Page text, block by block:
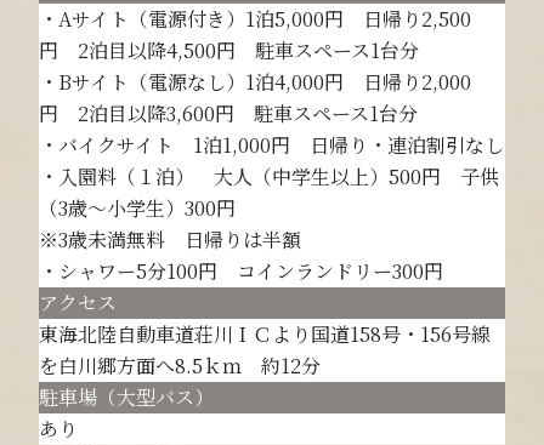
・Aサイト（電源付き）1泊5,000円 日帰り2,500
円 2泊目以降4,500円 駐車スペース1台分
・Bサイト（電源なし）1泊4,000円 日帰り2,000
円 2泊目以降3,600円 駐車スペース1台分
・バイクサイト 1泊1,000円 日帰り・連泊割引なし
・入園料（１泊） 大人（中学生以上）500円 子供
（3歳～小学生）300円
※3歳未満無料 日帰りは半額
・シャワー5分100円 コインランドリー300円
アクセス
東海北陸自動車道荘川ＩＣより国道158号・156号線
を白川郷方面へ8.5ｋｍ 約12分
駐車場（大型バス）
あり